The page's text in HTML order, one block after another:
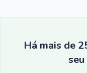
Há mais de